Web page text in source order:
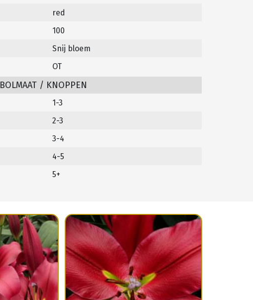
red
100
Snij bloem
OT
BOLMAAT / KNOPPEN
1-3
2-3
3-4
4-5
5+